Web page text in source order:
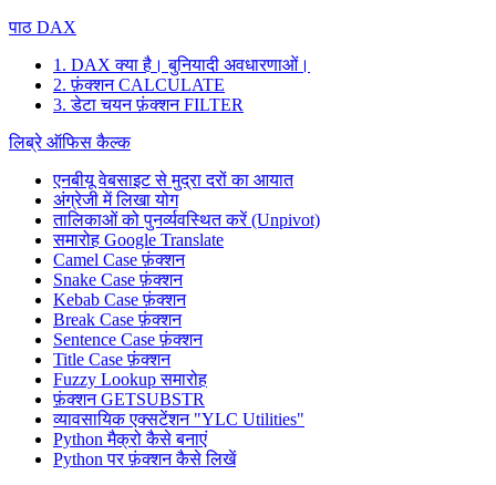
पाठ DAX
1. DAX क्या है। बुनियादी अवधारणाओं।
2. फ़ंक्शन CALCULATE
3. डेटा चयन फ़ंक्शन FILTER
लिब्रे ऑफिस कैल्क
एनबीयू वेबसाइट से मुद्रा दरों का आयात
अंग्रेजी में लिखा योग
तालिकाओं को पुनर्व्यवस्थित करें (Unpivot)
समारोह Google Translate
Camel Case फ़ंक्शन
Snake Case फ़ंक्शन
Kebab Case फ़ंक्शन
Break Case फ़ंक्शन
Sentence Case फ़ंक्शन
Title Case फ़ंक्शन
Fuzzy Lookupसमारोह
फ़ंक्शन GETSUBSTR
व्यावसायिक एक्सटेंशन "YLC Utilities"
Python मैक्रो कैसे बनाएं
Python पर फ़ंक्शन कैसे लिखें